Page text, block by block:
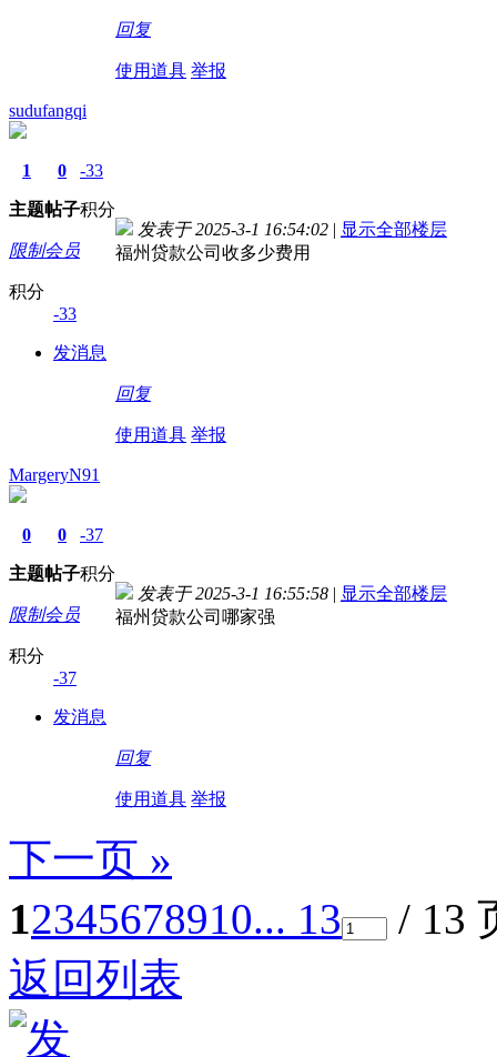
回复
使用道具 举报
sudufangqi
1
主题
0
帖子
-33
积分
限制会员
积分
-33
发消息
发表于 2025-3-1 16:54:02 | 显示全部楼层
福州贷款公司收多少费用
回复
使用道具 举报
MargeryN91
0
主题
0
帖子
-37
积分
限制会员
积分
-37
发消息
发表于 2025-3-1 16:55:58 | 显示全部楼层
福州贷款公司哪家强
回复
使用道具 举报
下一页 »
12345678910... 13
/ 13
返回列表